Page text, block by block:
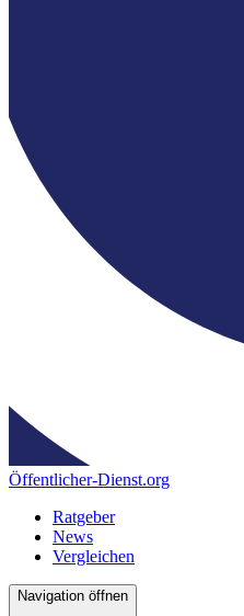
Öffentlicher-Dienst.org
Ratgeber
News
Vergleichen
Navigation öffnen